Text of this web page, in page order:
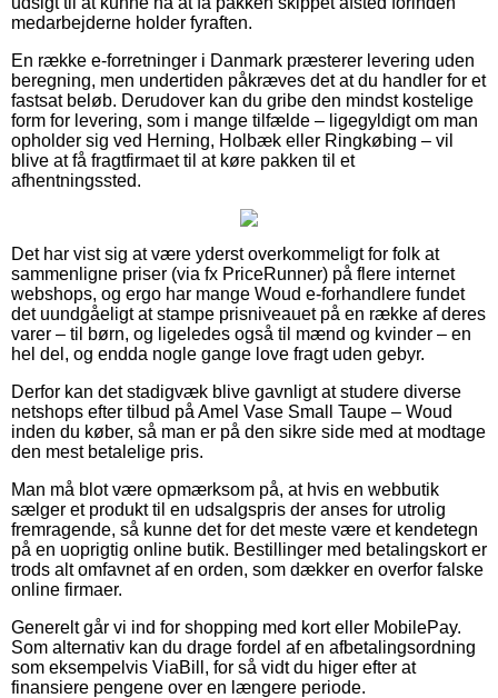
medarbejderne holder fyraften.
En række e-forretninger i Danmark præsterer levering uden
beregning, men undertiden påkræves det at du handler for et
fastsat beløb. Derudover kan du gribe den mindst kostelige
form for levering, som i mange tilfælde – ligegyldigt om man
opholder sig ved Herning, Holbæk eller Ringkøbing – vil
blive at få fragtfirmaet til at køre pakken til et
afhentningssted.
Det har vist sig at være yderst overkommeligt for folk at
sammenligne priser (via fx PriceRunner) på flere internet
webshops, og ergo har mange Woud e-forhandlere fundet
det uundgåeligt at stampe prisniveauet på en række af deres
varer – til børn, og ligeledes også til mænd og kvinder – en
hel del, og endda nogle gange love fragt uden gebyr.
Derfor kan det stadigvæk blive gavnligt at studere diverse
netshops efter tilbud på Amel Vase Small Taupe – Woud
inden du køber, så man er på den sikre side med at modtage
den mest betalelige pris.
Man må blot være opmærksom på, at hvis en webbutik
sælger et produkt til en udsalgspris der anses for utrolig
fremragende, så kunne det for det meste være et kendetegn
på en uoprigtig online butik. Bestillinger med betalingskort er
trods alt omfavnet af en orden, som dækker en overfor falske
online firmaer.
Generelt går vi ind for shopping med kort eller MobilePay.
Som alternativ kan du drage fordel af en afbetalingsordning
som eksempelvis ViaBill, for så vidt du higer efter at
finansiere pengene over en længere periode.